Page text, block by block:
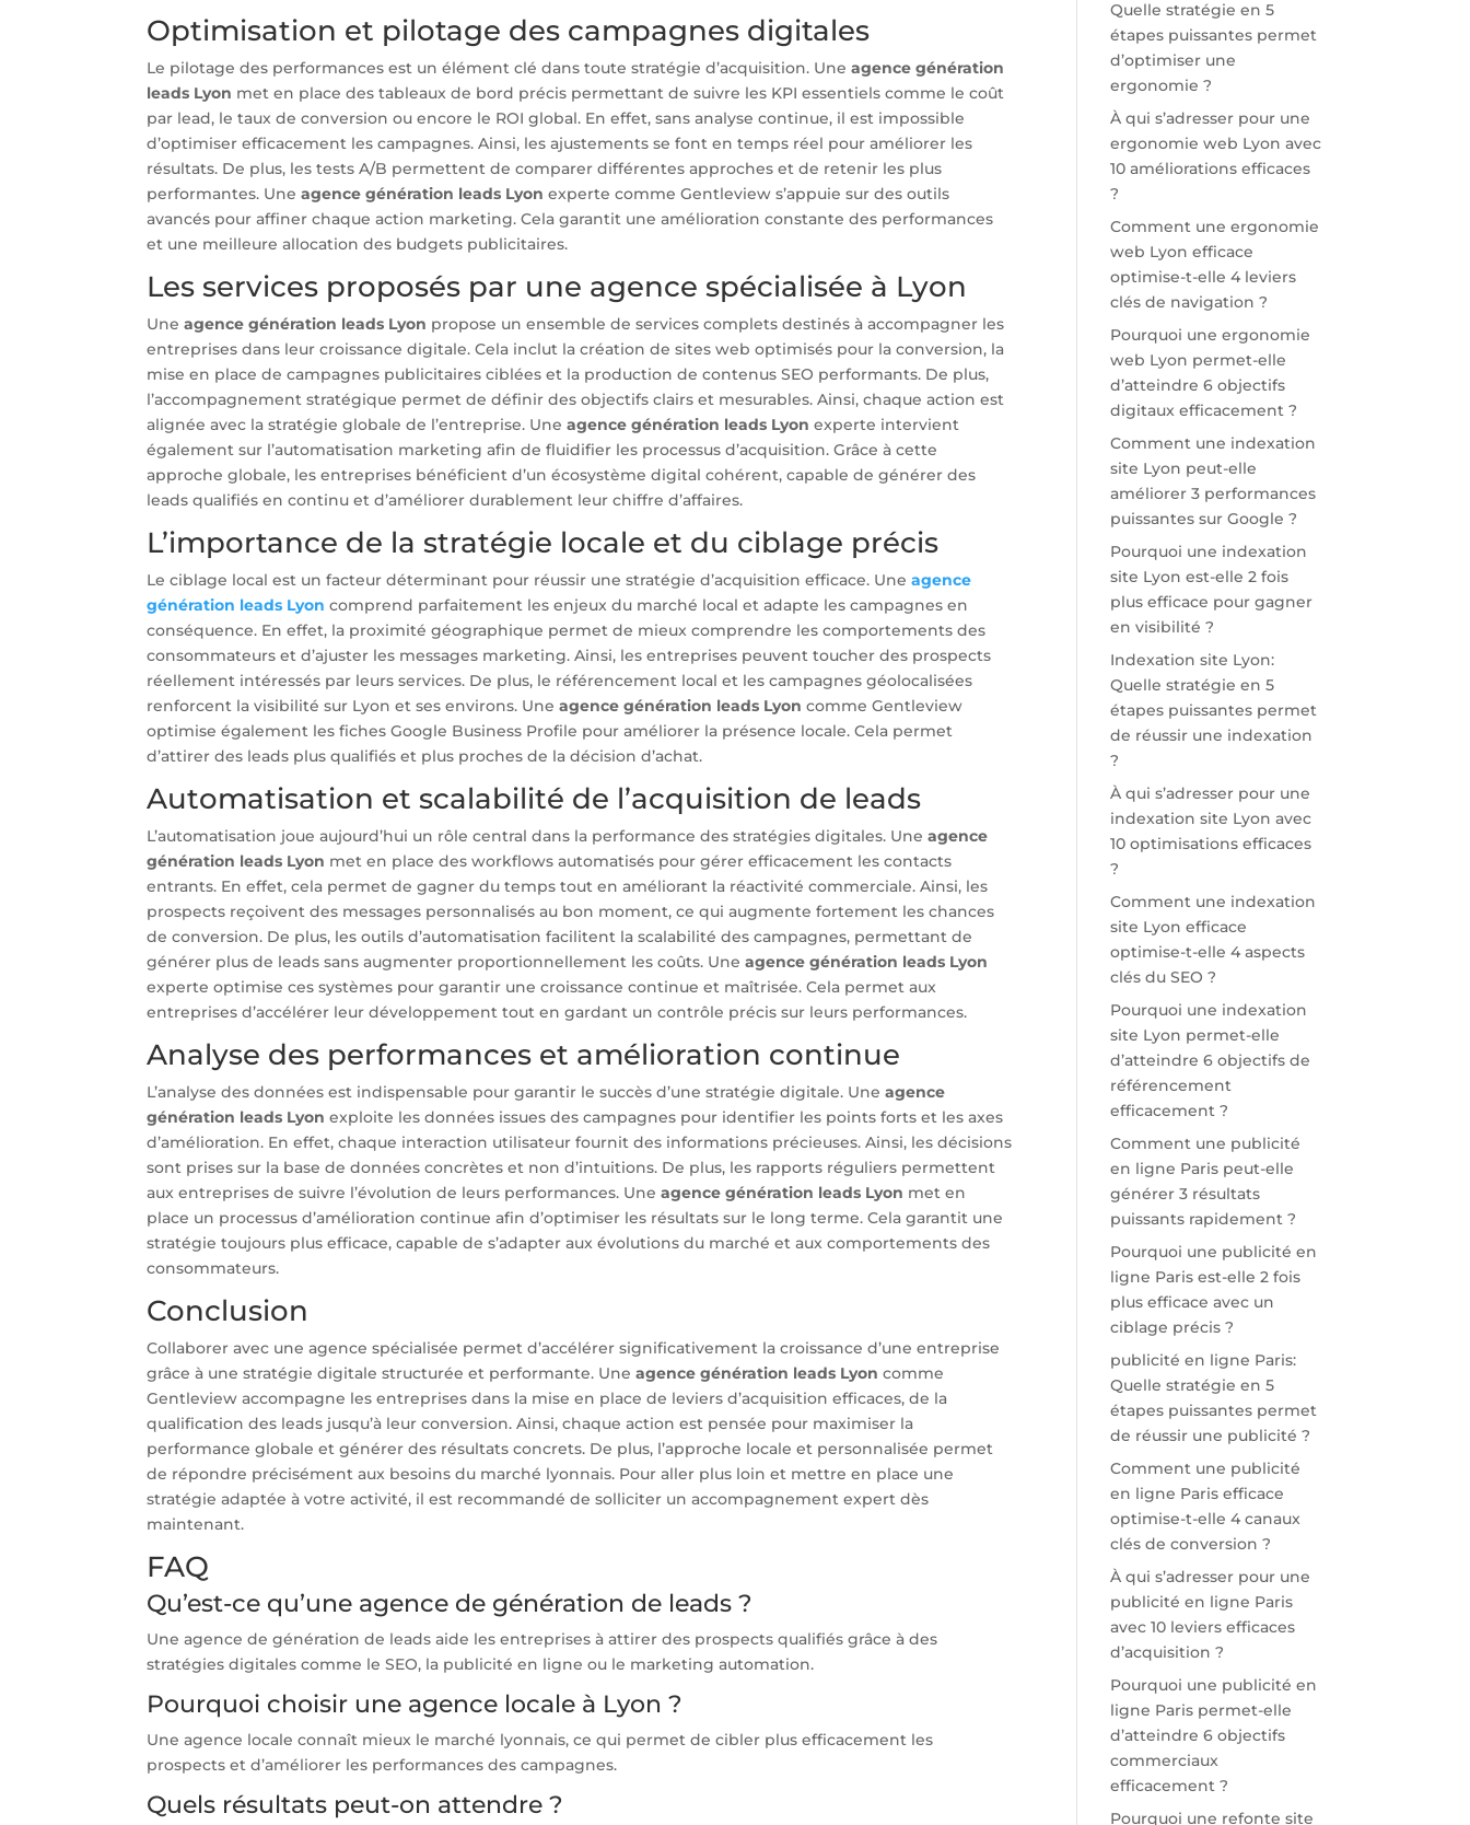
Optimisation et pilotage des campagnes digitales
Le pilotage des performances est un élément clé dans toute stratégie d’acquisition. Uneagence génération
leads Lyon met en place des tableaux de bord précis permettant de suivre les KPI essentiels comme le coût
par lead, le taux de conversion ou encore le ROI global. En effet, sans analyse continue, il est impossible
d’optimiser efficacement les campagnes. Ainsi, les ajustements se font en temps réel pour améliorer les
résultats. De plus, les tests A/B permettent de comparer différentes approches et de retenir les plus
performantes. Uneagence génération leads Lyon experte comme Gentleview s’appuie sur des outils
avancés pour affiner chaque action marketing. Cela garantit une amélioration constante des performances
et une meilleure allocation des budgets publicitaires.
Les services proposés par une agence spécialisée à Lyon
Uneagence génération leads Lyon propose un ensemble de services complets destinés à accompagner les
entreprises dans leur croissance digitale. Cela inclut la création de sites web optimisés pour la conversion, la
mise en place de campagnes publicitaires ciblées et la production de contenus SEO performants. De plus,
l’accompagnement stratégique permet de définir des objectifs clairs et mesurables. Ainsi, chaque action est
alignée avec la stratégie globale de l’entreprise. Uneagence génération leads Lyon experte intervient
également sur l’automatisation marketing afin de fluidifier les processus d’acquisition. Grâce à cette
approche globale, les entreprises bénéficient d’un écosystème digital cohérent, capable de générer des
leads qualifiés en continu et d’améliorer durablement leur chiffre d’affaires.
L’importance de la stratégie locale et du ciblage précis
Le ciblage local est un facteur déterminant pour réussir une stratégie d’acquisition efficace. Uneagence
génération leads Lyon comprend parfaitement les enjeux du marché local et adapte les campagnes en
conséquence. En effet, la proximité géographique permet de mieux comprendre les comportements des
consommateurs et d’ajuster les messages marketing. Ainsi, les entreprises peuvent toucher des prospects
réellement intéressés par leurs services. De plus, le référencement local et les campagnes géolocalisées
renforcent la visibilité sur Lyon et ses environs. Uneagence génération leads Lyon comme Gentleview
optimise également les fiches Google Business Profile pour améliorer la présence locale. Cela permet
d’attirer des leads plus qualifiés et plus proches de la décision d’achat.
Automatisation et scalabilité de l’acquisition de leads
L’automatisation joue aujourd’hui un rôle central dans la performance des stratégies digitales. Uneagence
génération leads Lyon met en place des workflows automatisés pour gérer efficacement les contacts
entrants. En effet, cela permet de gagner du temps tout en améliorant la réactivité commerciale. Ainsi, les
prospects reçoivent des messages personnalisés au bon moment, ce qui augmente fortement les chances
de conversion. De plus, les outils d’automatisation facilitent la scalabilité des campagnes, permettant de
générer plus de leads sans augmenter proportionnellement les coûts. Uneagence génération leads Lyon
experte optimise ces systèmes pour garantir une croissance continue et maîtrisée. Cela permet aux
entreprises d’accélérer leur développement tout en gardant un contrôle précis sur leurs performances.
Analyse des performances et amélioration continue
L’analyse des données est indispensable pour garantir le succès d’une stratégie digitale. Uneagence
génération leads Lyon exploite les données issues des campagnes pour identifier les points forts et les axes
d’amélioration. En effet, chaque interaction utilisateur fournit des informations précieuses. Ainsi, les décisions
sont prises sur la base de données concrètes et non d’intuitions. De plus, les rapports réguliers permettent
aux entreprises de suivre l’évolution de leurs performances. Uneagence génération leads Lyon met en
place un processus d’amélioration continue afin d’optimiser les résultats sur le long terme. Cela garantit une
stratégie toujours plus efficace, capable de s’adapter aux évolutions du marché et aux comportements des
consommateurs.
Conclusion
Collaborer avec une agence spécialisée permet d’accélérer significativement la croissance d’une entreprise
grâce à une stratégie digitale structurée et performante. Uneagence génération leads Lyon comme
Gentleview accompagne les entreprises dans la mise en place de leviers d’acquisition efficaces, de la
qualification des leads jusqu’à leur conversion. Ainsi, chaque action est pensée pour maximiser la
performance globale et générer des résultats concrets. De plus, l’approche locale et personnalisée permet
de répondre précisément aux besoins du marché lyonnais. Pour aller plus loin et mettre en place une
stratégie adaptée à votre activité, il est recommandé de solliciter un accompagnement expert dès
maintenant.
FAQ
Qu’est-ce qu’une agence de génération de leads ?
Une agence de génération de leads aide les entreprises à attirer des prospects qualifiés grâce à des
stratégies digitales comme le SEO, la publicité en ligne ou le marketing automation.
Pourquoi choisir une agence locale à Lyon ?
Une agence locale connaît mieux le marché lyonnais, ce qui permet de cibler plus efficacement les
prospects et d’améliorer les performances des campagnes.
Quels résultats peut-on attendre ?
Quelle stratégie en 5
étapes puissantes permet
d’optimiser une
ergonomie ?
À qui s’adresser pour une
ergonomie web Lyon avec
10 améliorations efficaces
?
Comment une ergonomie
web Lyon efficace
optimise-t-elle 4 leviers
clés de navigation ?
Pourquoi une ergonomie
web Lyon permet-elle
d’atteindre 6 objectifs
digitaux efficacement ?
Comment une indexation
site Lyon peut-elle
améliorer 3 performances
puissantes sur Google ?
Pourquoi une indexation
site Lyon est-elle 2 fois
plus efficace pour gagner
en visibilité ?
Indexation site Lyon:
Quelle stratégie en 5
étapes puissantes permet
de réussir une indexation
?
À qui s’adresser pour une
indexation site Lyon avec
10 optimisations efficaces
?
Comment une indexation
site Lyon efficace
optimise-t-elle 4 aspects
clés du SEO ?
Pourquoi une indexation
site Lyon permet-elle
d’atteindre 6 objectifs de
référencement
efficacement ?
Comment une publicité
en ligne Paris peut-elle
générer 3 résultats
puissants rapidement ?
Pourquoi une publicité en
ligne Paris est-elle 2 fois
plus efficace avec un
ciblage précis ?
publicité en ligne Paris:
Quelle stratégie en 5
étapes puissantes permet
de réussir une publicité ?
Comment une publicité
en ligne Paris efficace
optimise-t-elle 4 canaux
clés de conversion ?
À qui s’adresser pour une
publicité en ligne Paris
avec 10 leviers efficaces
d’acquisition ?
Pourquoi une publicité en
ligne Paris permet-elle
d’atteindre 6 objectifs
commerciaux
efficacement ?
Pourquoi une refonte site